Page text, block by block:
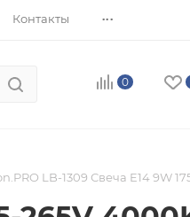
Контакты ...
0
LB-1309 Свеча E14 9W